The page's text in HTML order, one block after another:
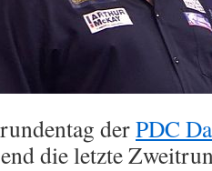
derPDC
die letzte